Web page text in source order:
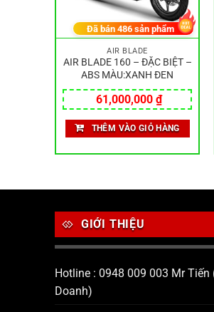
AIR BLADE
AIR BLADE 160 – ĐẶC BIỆT –
ABS MÀU:XANH ĐEN
61,000,000₫
Đã bán 486sản phẩm
THÊM VÀO GIỎ HÀNG
GIỚI THIỆU
Hotline : 0948 009 003 Mr Tiến
Doanh)